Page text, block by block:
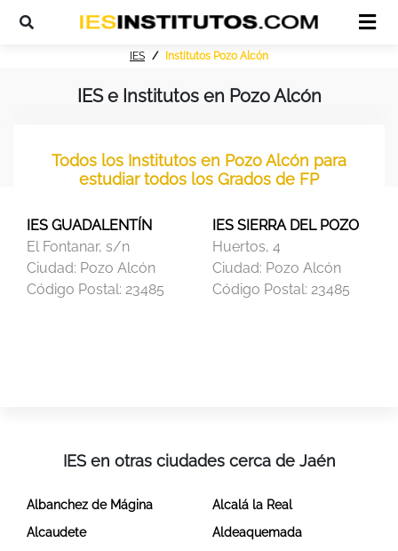
IES Institutos Pozo Alcón
IES e Institutos en Pozo Alcón
Todos los Institutos en Pozo Alcón para
estudiar todos los Grados de FP
IES GUADALENTÍN
El Fontanar, s/n
Ciudad: Pozo Alcón
Código Postal: 23485
IES SIERRA DEL POZO
Huertos, 4
Ciudad: Pozo Alcón
Código Postal: 23485
IES en otras ciudades cerca de Jaén
Albanchez de Mágina
Alcalá la Real
Alcaudete
Aldeaquemada